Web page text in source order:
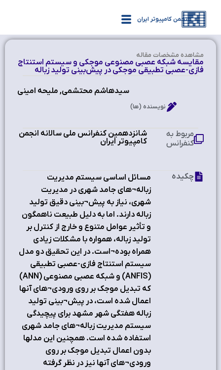
انجمن کامپیوتر ایران
مشاهده‌ مشخصات مقاله
مقايسه شبكه عصبي مصنوعي موجكي و سيستم استنتاج
فازي-عصبي تطبيقي موجكي در پيش‌بيني توليد زباله
سيدهاشم محتشمي, مليحه امينی
نویسنده (ها)
شانزدهمین کنفرانس ملی سالانه انجمن
کامپیوتر ایران ‫
مربوط به
کنفرانس
مسائل اساسي سيستم مديريت
زباله¬هاي جامد شهري در مديريت
شهري، نياز به پيش¬بيني دقيق توليد
زباله دارند. اما به دليل طبيعت ناهمگون
و تأثير عوامل متنوع و خارج از کنترل بر
توليد زباله، همواره با مشکلات زيادي
همراه بوده¬است. در اين تحقيق دو مدل
سيستم استنتاج فازي-عصبي تطبيقي
(ANFIS) و شبكه عصبي مصنوعي (ANN)
كه تبديل موجك بر روي ورودي¬هاي آنها
اعمال شده است، در پيش¬بيني توليد
زباله هفتگي شهر مشهد براي پيچيدگي
سيستم مديريت زباله¬هاي جامد شهري
استفاده شده است. همچنين اين مدلها
بدون اعمال تبديل موجك بر روي
ورودي¬هاي آنها نيز در نظر گرفته
چکیده